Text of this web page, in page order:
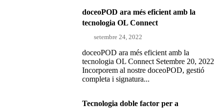
doceoPOD ara més eficient amb la
tecnologia OL Connect
setembre 24, 2022
doceoPOD ara més eficient amb la
tecnologia OL Connect Setembre 20, 2022
Incorporem al nostre doceoPOD, gestió
completa i signatura...
Tecnologia doble factor per a